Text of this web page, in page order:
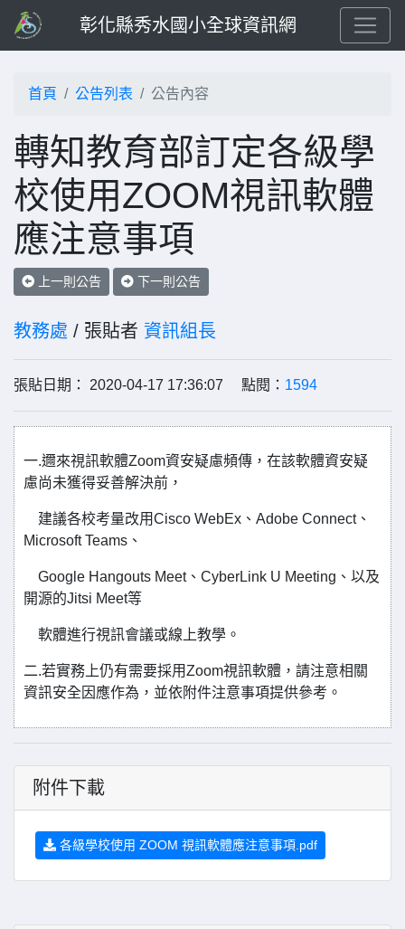
彰化縣秀水國小全球資訊網
首頁 公告列表 公告內容
轉知教育部訂定各級學
校使用ZOOM視訊軟體
應注意事項
上一則公告 下一則公告
教務處 / 張貼者 資訊組長
張貼日期： 2020-04-17 17:36:07 點閱： 1594
一.邇來視訊軟體Zoom資安疑慮頻傳，在該軟體資安疑
慮尚未獲得妥善解決前，
建議各校考量改用Cisco WebEx、Adobe Connect、
Microsoft Teams、
Google Hangouts Meet、CyberLink U Meeting、以及
開源的Jitsi Meet等
軟體進行視訊會議或線上教學。
二.若實務上仍有需要採用Zoom視訊軟體，請注意相關
資訊安全因應作為，並依附件注意事項提供參考。
附件下載
各級學校使用 ZOOM 視訊軟體應注意事項.pdf